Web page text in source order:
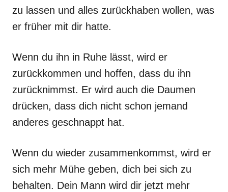
zu lassen und alles zurückhaben wollen, was
er früher mit dir hatte.
Wenn du ihn in Ruhe lässt, wird er
zurückkommen und hoffen, dass du ihn
zurücknimmst. Er wird auch die Daumen
drücken, dass dich nicht schon jemand
anderes geschnappt hat.
Wenn du wieder zusammenkommst, wird er
sich mehr Mühe geben, dich bei sich zu
behalten. Dein Mann wird dir jetzt mehr